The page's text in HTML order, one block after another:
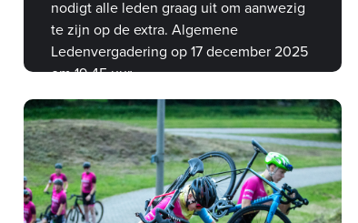
nodigt alle leden graag uit om aanwezig
te zijn op de extra. Algemene
Ledenvergadering op 17 december 2025
om 19.45 uur.